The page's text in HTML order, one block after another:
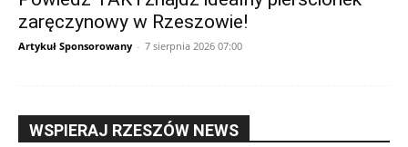
zaręczynowy w Rzeszowie!
Artykuł Sponsorowany - 7 sierpnia 2026 07:00
WSPIERAJ RZESZÓW NEWS